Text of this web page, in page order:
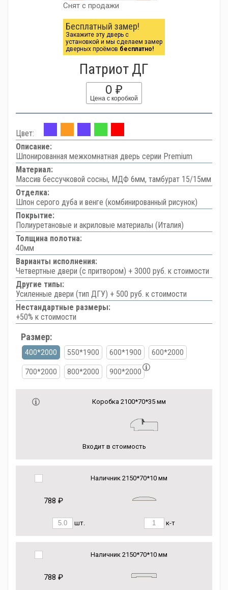
Снят с продажи
Бесплатный замер!
Закажите эту дверь с
установкой и мы сделаем замер
дверных проёмов бесплатно!
Патриот ДГ
0 ₽
Цена с коробкой
Цвет:
Описание:
Шпонированная межкомнатная дверь серии Premium
Материал:
Массив бессучковой сосны, МДФ 6мм, тамбурат 15/15мм
Отделка:
Шпон серого дуба и венге (комбинированный рисунок)
Покрытие:
Полиуретановые и акриловые материалы (Италия)
Толщина полотна:
40мм
Варианты исполнения:
Четвертные двери (с притвором) + 3000 руб. к стоимости
Другие типы:
Усиленные двери (тип ДГУ) + 500 руб. к стоимости
Нестандартные размеры:
+50% к стоимости
Размер:
400*2000 550*1900 600*1900 600*2000
700*2000 800*2000 900*2000
Коробка 2100*70*35 мм
Входит в стоимость
Наличник 2150*70*10 мм
788 ₽
шт. к-т
Наличник 2150*70*10 мм
788 ₽